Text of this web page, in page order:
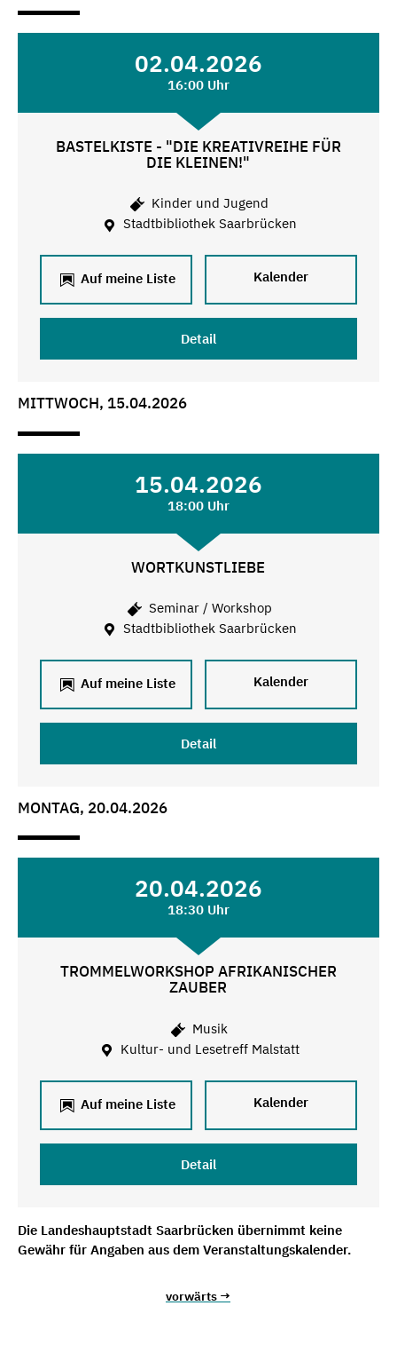
02.04.2026
16:00 Uhr
BASTELKISTE - "DIE KREATIVREIHE FÜR
DIE KLEINEN!"
Kinder und Jugend
Stadtbibliothek Saarbrücken
Auf meine Liste Kalender
Detail
MITTWOCH, 15.04.2026
15.04.2026
18:00 Uhr
WORTKUNSTLIEBE
Seminar / Workshop
Stadtbibliothek Saarbrücken
Auf meine Liste Kalender
Detail
MONTAG, 20.04.2026
20.04.2026
18:30 Uhr
TROMMELWORKSHOP AFRIKANISCHER
ZAUBER
Musik
Kultur- und Lesetreff Malstatt
Auf meine Liste Kalender
Detail
Die Landeshauptstadt Saarbrücken übernimmt keine
Gewähr für Angaben aus dem Veranstaltungskalender.
vorwärts →